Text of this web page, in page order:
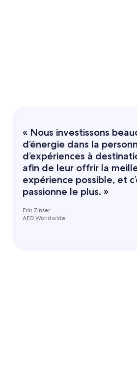
« Nous investissons
d’énergie dans la
d’expériences à
afin de leur offrir la
expérience possible, et
passionne le plus. »
Erin Zinser
AEG Worldwide